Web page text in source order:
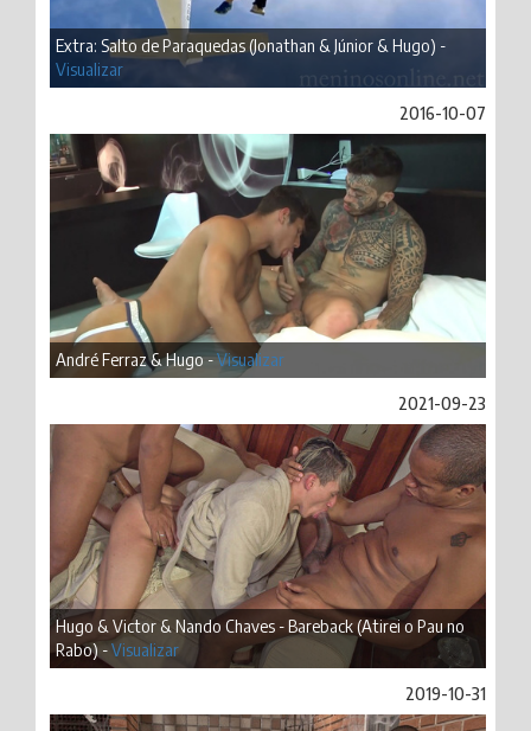
Extra: Salto de Paraquedas (Jonathan & Júnior & Hugo) -
Visualizar
2016-10-07
André Ferraz & Hugo -Visualizar
2021-09-23
Hugo & Victor & Nando Chaves - Bareback (Atirei o Pau no
Rabo) -Visualizar
2019-10-31